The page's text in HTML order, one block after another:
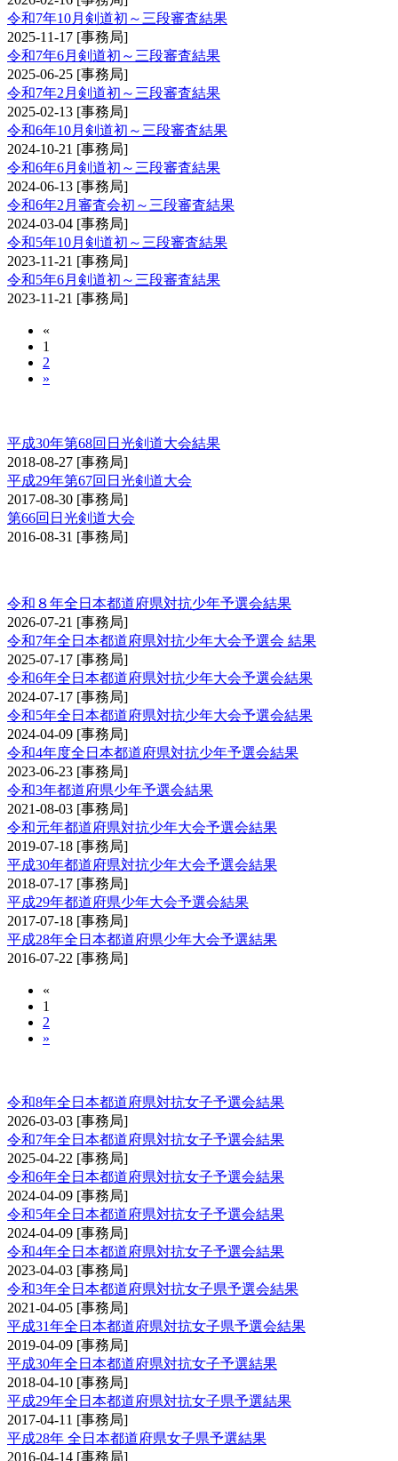
令和7年10月剣道初～三段審査結果
2025-11-17 [事務局]
令和7年6月剣道初～三段審査結果
2025-06-25 [事務局]
令和7年2月剣道初～三段審査結果
2025-02-13 [事務局]
令和6年10月剣道初～三段審査結果
2024-10-21 [事務局]
令和6年6月剣道初～三段審査結果
2024-06-13 [事務局]
令和6年2月審査会初～三段審査結果
2024-03-04 [事務局]
令和5年10月剣道初～三段審査結果
2023-11-21 [事務局]
令和5年6月剣道初～三段審査結果
2023-11-21 [事務局]
«
1
2
»
平成30年第68回日光剣道大会結果
2018-08-27 [事務局]
平成29年第67回日光剣道大会
2017-08-30 [事務局]
第66回日光剣道大会
2016-08-31 [事務局]
令和８年全日本都道府県対抗少年予選会結果
2026-07-21 [事務局]
令和7年全日本都道府県対抗少年大会予選会 結果
2025-07-17 [事務局]
令和6年全日本都道府県対抗少年大会予選会結果
2024-07-17 [事務局]
令和5年全日本都道府県対抗少年大会予選会結果
2024-04-09 [事務局]
令和4年度全日本都道府県対抗少年予選会結果
2023-06-23 [事務局]
令和3年都道府県少年予選会結果
2021-08-03 [事務局]
令和元年都道府県対抗少年大会予選会結果
2019-07-18 [事務局]
平成30年都道府県対抗少年大会予選会結果
2018-07-17 [事務局]
平成29年都道府県少年大会予選会結果
2017-07-18 [事務局]
平成28年全日本都道府県少年大会予選結果
2016-07-22 [事務局]
«
1
2
»
令和8年全日本都道府県対抗女子予選会結果
2026-03-03 [事務局]
令和7年全日本都道府県対抗女子予選会結果
2025-04-22 [事務局]
令和6年全日本都道府県対抗女子予選会結果
2024-04-09 [事務局]
令和5年全日本都道府県対抗女子予選会結果
2024-04-09 [事務局]
令和4年全日本都道府県対抗女子予選会結果
2023-04-03 [事務局]
令和3年全日本都道府県対抗女子県予選会結果
2021-04-05 [事務局]
平成31年全日本都道府県対抗女子県予選会結果
2019-04-09 [事務局]
平成30年全日本都道府県対抗女子予選結果
2018-04-10 [事務局]
平成29年全日本都道府県対抗女子県予選結果
2017-04-11 [事務局]
平成28年 全日本都道府県女子県予選結果
2016-04-14 [事務局]